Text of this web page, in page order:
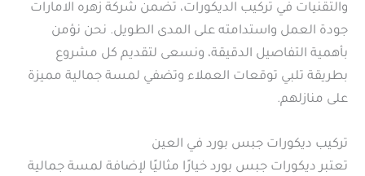
والتقنيات في تركيب الديكورات، تضمن شركة زهره الامارات
جودة العمل واستدامته على المدى الطويل. نحن نؤمن
بأهمية التفاصيل الدقيقة، ونسعى لتقديم كل مشروع
بطريقة تلبي توقعات العملاء وتضفي لمسة جمالية مميزة
على منازلهم.
تركيب ديكورات جبس بورد في العين
تعتبر ديكورات جبس بورد خيارًا مثاليًا لإضافة لمسة جمالية